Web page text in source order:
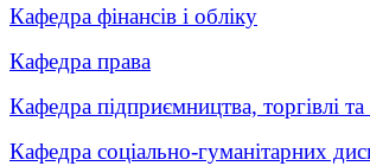
Кафедра фінансів і обліку
Кафедра права
Кафедра підприємництва, торгівлі та
Кафедра соціально-гуманітарних